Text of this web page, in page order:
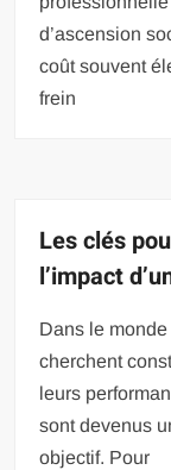
d’ascension
coût souvent
frein
Les clés
l’impact
Dans le monde
cherchent
leurs
sont devenus
objectif. Pour